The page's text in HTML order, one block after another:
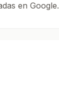
en Google.